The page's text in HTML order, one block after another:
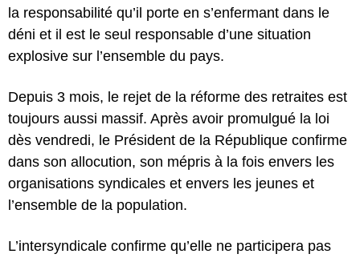
la responsabilité qu’il porte en s’enfermant dans le
déni et il est le seul responsable d’une situation
explosive sur l’ensemble du pays.
Depuis 3 mois, le rejet de la réforme des retraites est
toujours aussi massif. Après avoir promulgué la loi
dès vendredi, le Président de la République confirme
dans son allocution, son mépris à la fois envers les
organisations syndicales et envers les jeunes et
l’ensemble de la population.
L’intersyndicale confirme qu’elle ne participera pas